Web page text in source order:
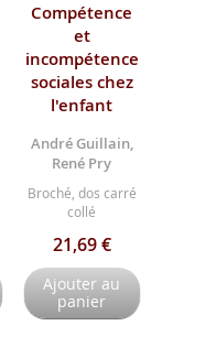
Compétence
et
incompétence
sociales chez
l'enfant
André Guillain,
René Pry
Broché, dos carré
collé
21,69 €
Ajouter au
panier